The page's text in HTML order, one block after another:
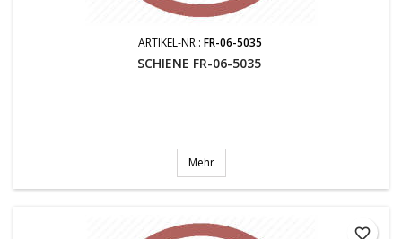
ARTIKEL-NR.: FR-06-5035
SCHIENE FR-06-5035
Mehr
favorite_border